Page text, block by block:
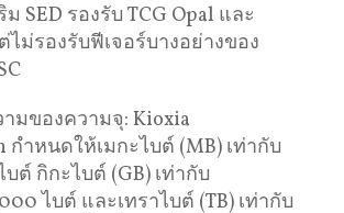
ม SED รองรับ TCG Opal และ
ไม่รองรับฟีเจอร์บางอย่างของ
มของความจุ: Kioxia
กำหนดให้เมกะไบต์ (MB) เท่ากับ
ต์ กิกะไบต์ (GB) เท่ากับ
ไบต์ และเทราไบต์ (TB) เท่ากับ